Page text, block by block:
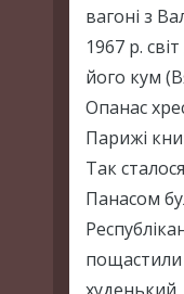
вагоні з
1967 р.
його кум
Опанас
Парижі
Так
Панасом
пощастили